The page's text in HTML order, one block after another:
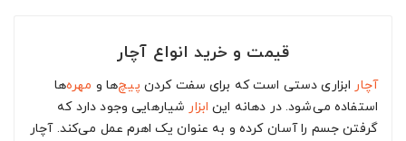
قیمت و خرید انواع آچار
آچار ابزاری دستی است که برای سفت کردن پیچ‌ها و مهره‌ها
استفاده می‌شود. در دهانه این ابزار شیارهایی وجود دارد که
گرفتن جسم را آسان کرده و به عنوان یک اهرم عمل می‌کند. آچار